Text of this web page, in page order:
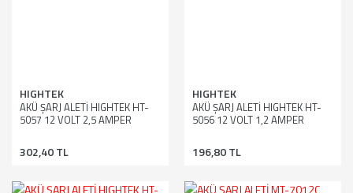
HIGHTEK
AKÜ ŞARJ ALETİ HIGHTEK HT-
5057 12 VOLT 2,5 AMPER
302,40 TL
HIGHTEK
AKÜ ŞARJ ALETİ HIGHTEK HT-
5056 12 VOLT 1,2 AMPER
196,80 TL